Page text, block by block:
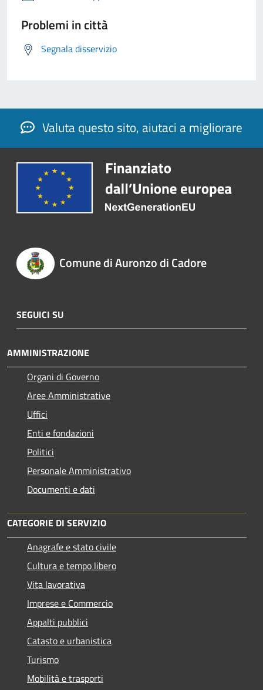
Problemi in città
Segnala disservizio
Valuta questo sito, aiutaci a migliorare
Comune di Auronzo di Cadore
SEGUICI SU
AMMINISTRAZIONE
Organi di Governo
Aree Amministrative
Uffici
Enti e fondazioni
Politici
Personale Amministrativo
Documenti e dati
CATEGORIE DI SERVIZIO
Anagrafe e stato civile
Cultura e tempo libero
Vita lavorativa
Imprese e Commercio
Appalti pubblici
Catasto e urbanistica
Turismo
Mobilità e trasporti